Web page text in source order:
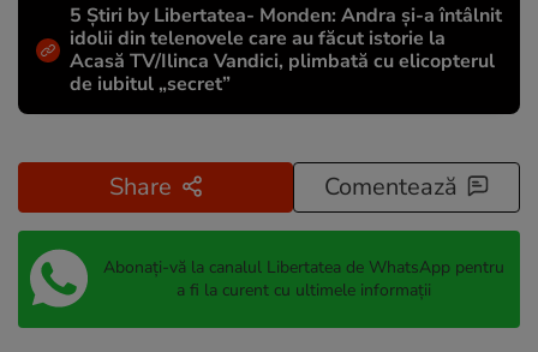
5 Știri by Libertatea- Monden: Andra și-a întâlnit
idolii din telenovele care au făcut istorie la
Acasă TV/Ilinca Vandici, plimbată cu elicopterul
de iubitul „secret”
Share Comentează
Abonați-vă la canalul Libertatea de WhatsApp pentru
a fi la curent cu ultimele informații